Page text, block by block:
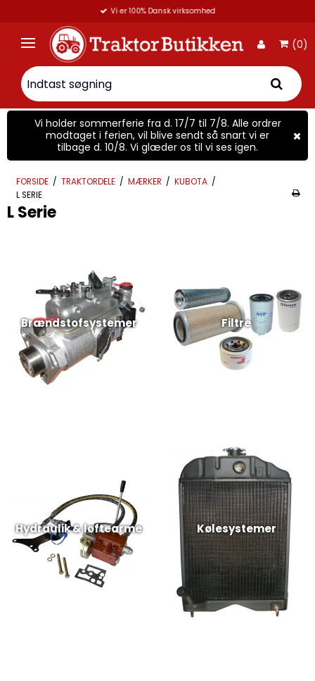
Vi er 100% Dansk virksomhed
(0)
Vi holder sommerferie fra d. 17/7 til 7/8. Alle ordrer
modtaget i ferien, vil blive sendt så snart vi er
tilbage d. 10/8. Vi glæder os til vi ses igen.
FORSIDE / TRAKTORDELE / MÆRKER / KUBOTA /
L SERIE
L Serie
Brændstofsystemer Filtre
Hydraulik & løftearme Kølesystemer